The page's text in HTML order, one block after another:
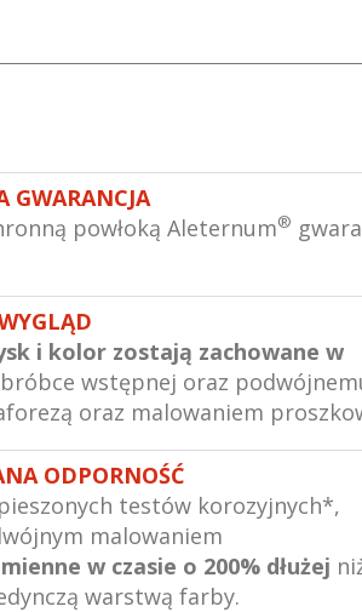
GWARANCJA
powłoką Aleternum®
i kolor zostają zachowane w
wstępnej oraz
oraz malowaniem
ODPORNOŚĆ
testów korozyjnych*,
malowaniem
w czasie o 200% dłużej
warstwą farby.